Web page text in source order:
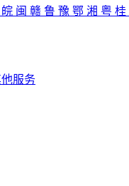
皖 闽 赣 鲁 豫 鄂 湘 粤 桂
服务